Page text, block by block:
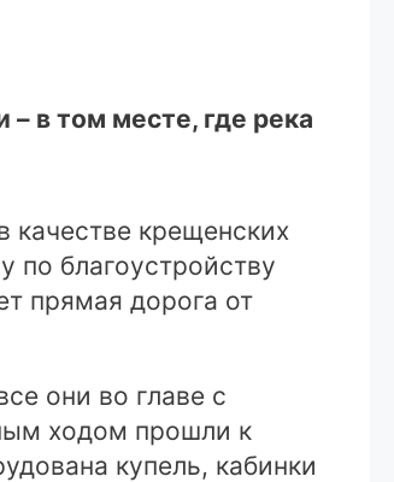
в том месте, где река
качестве крещенских
по благоустройству
прямая дорога от
они во главе с
ходом прошли к
купель, кабинки